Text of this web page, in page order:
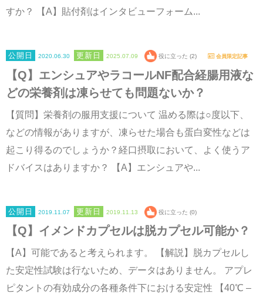
すか？ 【A】貼付剤はインタビューフォーム...
2020.06.30 2025.07.09 役に立った (2) 会員限定記事
【Q】エンシュアやラコールNF配合経腸用液な
どの栄養剤は凍らせても問題ないか？
【質問】栄養剤の服用支援について 温める際は○度以下、
などの情報がありますが、凍らせた場合も蛋白変性などは
起こり得るのでしょうか？経口摂取において、よく使うア
ドバイスはありますか？ 【A】エンシュアや...
2019.11.07 2019.11.13 役に立った (0)
【Q】イメンドカプセルは脱カプセル可能か？
【A】可能であると考えられます。 【解説】脱カプセルし
た安定性試験は行ないため、データはありません。 アプレ
ピタントの有効成分の各種条件下における安定性 【40℃ –